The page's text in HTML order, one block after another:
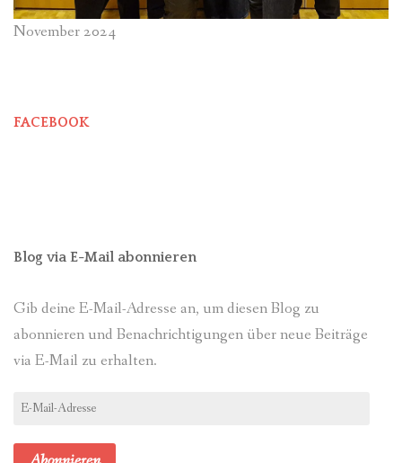
November 2024
FACEBOOK
Blog via E-Mail abonnieren
Gib deine E-Mail-Adresse an, um diesen Blog zu
abonnieren und Benachrichtigungen über neue Beiträge
via E-Mail zu erhalten.
E-